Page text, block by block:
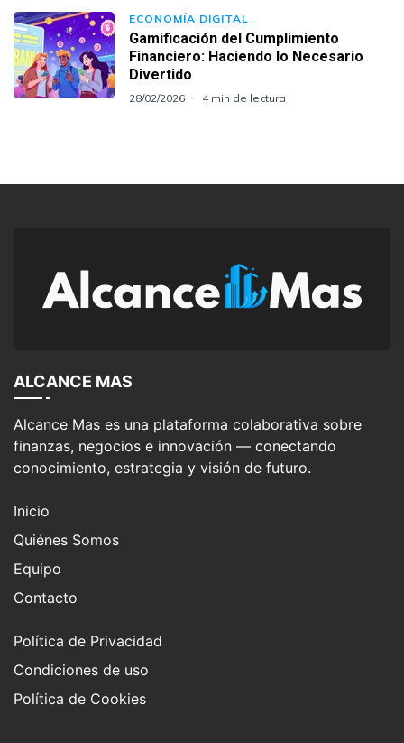
ECONOMÍA DIGITAL
Gamificación del Cumplimiento
Financiero: Haciendo lo Necesario
Divertido
28/02/2026 4 min de lectura
ALCANCE MAS
Alcance Mas es una plataforma colaborativa sobre
finanzas, negocios e innovación — conectando
conocimiento, estrategia y visión de futuro.
Inicio
Quiénes Somos
Equipo
Contacto
Política de Privacidad
Condiciones de uso
Política de Cookies